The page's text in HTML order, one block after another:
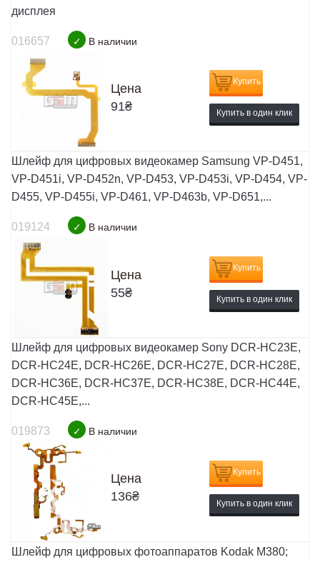
дисплея
016657 ✓ В наличии
Цена
91₴
Купить
Купить в один клик
Шлейф для цифровых видеокамер Samsung VP-D451,
VP-D451i, VP-D452n, VP-D453, VP-D453i, VP-D454, VP-
D455, VP-D455i, VP-D461, VP-D463b, VP-D651,...
019124 ✓ В наличии
Цена
55₴
Купить
Купить в один клик
Шлейф для цифровых видеокамер Sony DCR-HC23E,
DCR-HC24E, DCR-HC26E, DCR-HC27E, DCR-HC28E,
DCR-HC36E, DCR-HC37E, DCR-HC38E, DCR-HC44E,
DCR-HC45E,...
019873 ✓ В наличии
Цена
136₴
Купить
Купить в один клик
Шлейф для цифровых фотоаппаратов Kodak M380;